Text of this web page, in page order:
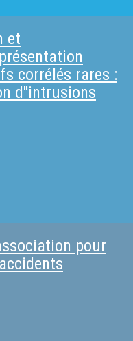
~malerba/
et
corrélés rares :
d''intrusions
pour